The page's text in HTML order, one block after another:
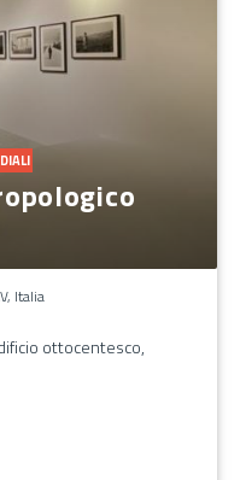
Italia
ottocentesco,